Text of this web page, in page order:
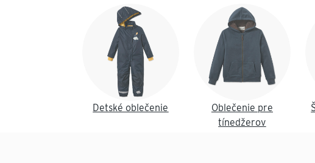
Detské oblečenie
Oblečenie pre
tínedžerov